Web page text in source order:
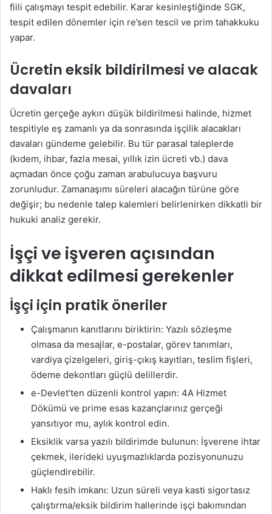
fiili çalışmayı tespit edebilir. Karar kesinleştiğinde SGK,
tespit edilen dönemler için re’sen tescil ve prim tahakkuku
yapar.
Ücretin eksik bildirilmesi ve alacak
davaları
Ücretin gerçeğe aykırı düşük bildirilmesi halinde, hizmet
tespitiyle eş zamanlı ya da sonrasında işçilik alacakları
davaları gündeme gelebilir. Bu tür parasal taleplerde
(kıdem, ihbar, fazla mesai, yıllık izin ücreti vb.) dava
açmadan önce çoğu zaman arabulucuya başvuru
zorunludur. Zamanaşımı süreleri alacağın türüne göre
değişir; bu nedenle talep kalemleri belirlenirken dikkatli bir
hukuki analiz gerekir.
İşçi ve işveren açısından
dikkat edilmesi gerekenler
İşçi için pratik öneriler
Çalışmanın kanıtlarını biriktirin: Yazılı sözleşme
olmasa da mesajlar, e-postalar, görev tanımları,
vardiya çizelgeleri, giriş-çıkış kayıtları, teslim fişleri,
ödeme dekontları güçlü delillerdir.
e-Devlet’ten düzenli kontrol yapın: 4A Hizmet
Dökümü ve prime esas kazançlarınız gerçeği
yansıtıyor mu, aylık kontrol edin.
Eksiklik varsa yazılı bildirimde bulunun: İşverene ihtar
çekmek, ilerideki uyuşmazlıklarda pozisyonunuzu
güçlendirebilir.
Haklı fesih imkanı: Uzun süreli veya kasti sigortasız
çalıştırma/eksik bildirim hallerinde işçi bakımından